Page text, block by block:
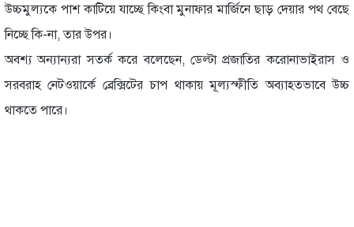
উচ্চমুল্যকে পাশ কাটিয়ে যাচ্ছে কিংবা মুনাফার মার্জিনে ছাড় দেয়ার পথ বেছে
নিচ্ছে কি-না, তার উপর।
অবশ্য অন্যান্যরা সতর্ক করে বলেছেন, ডেল্টা প্রজাতির করোনাভাইরাস ও
সরবরাহ নেটওয়ার্কে ব্রেক্সিটের চাপ থাকায় মূল্যস্ফীতি অব্যাহতভাবে উচ্চ
থাকতে পারে।